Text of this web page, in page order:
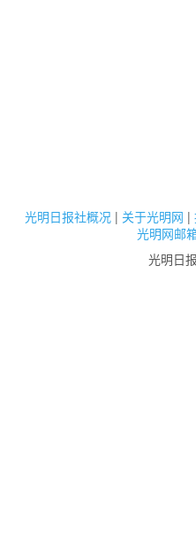
光明日报社概况 | 关于光明网 |
光明网邮
光明日